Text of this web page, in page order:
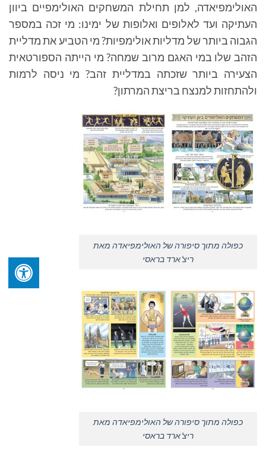
האולימפיאדה, למן תחילת המשחקים האולימפיים ביוון
העתיקה ועד לאלופים ואלופות של ימינו: מי זכה במספר
הגבוה ביותר של מדליות אולימפיות? מי הטביע את מדליית
הזהב שלו במי האגם מרוב שמחה? מי הייתה הספורטאית
הצעירה ביותר שזכתה במדליית זהב? מי ניסה לרמות
ולהתחזות למנצח בריצת המרתון?
כפולה מתוך סיפורה של האולימפיאדה מאת
ריצ'ארד בראסי
כפולה מתוך סיפורה של האולימפיאדה מאת
ריצ'ארד בראסי